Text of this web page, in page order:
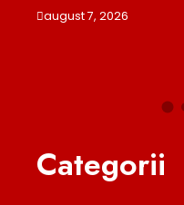
august 7, 2026
Categorii